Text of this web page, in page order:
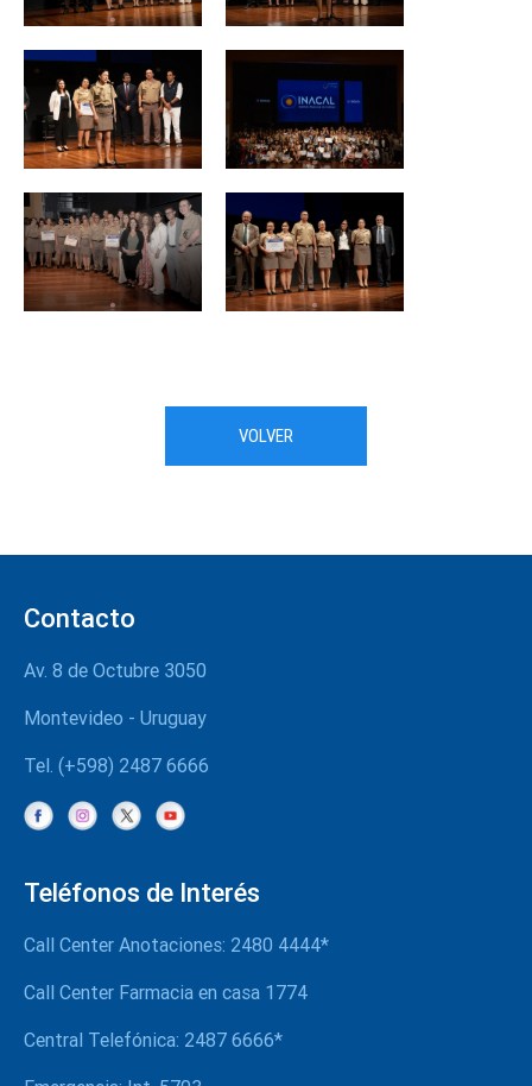
VOLVER
Contacto
Av. 8 de Octubre 3050
Montevideo - Uruguay
Tel. (+598) 2487 6666
Teléfonos de Interés
Call Center Anotaciones: 2480 4444*
Call Center Farmacia en casa 1774
Central Telefónica: 2487 6666*